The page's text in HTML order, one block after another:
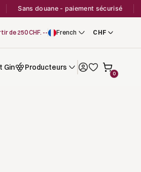
Sans douane - paiement sécurisé
de 250 CHF. -- French
Gin Producteurs
0